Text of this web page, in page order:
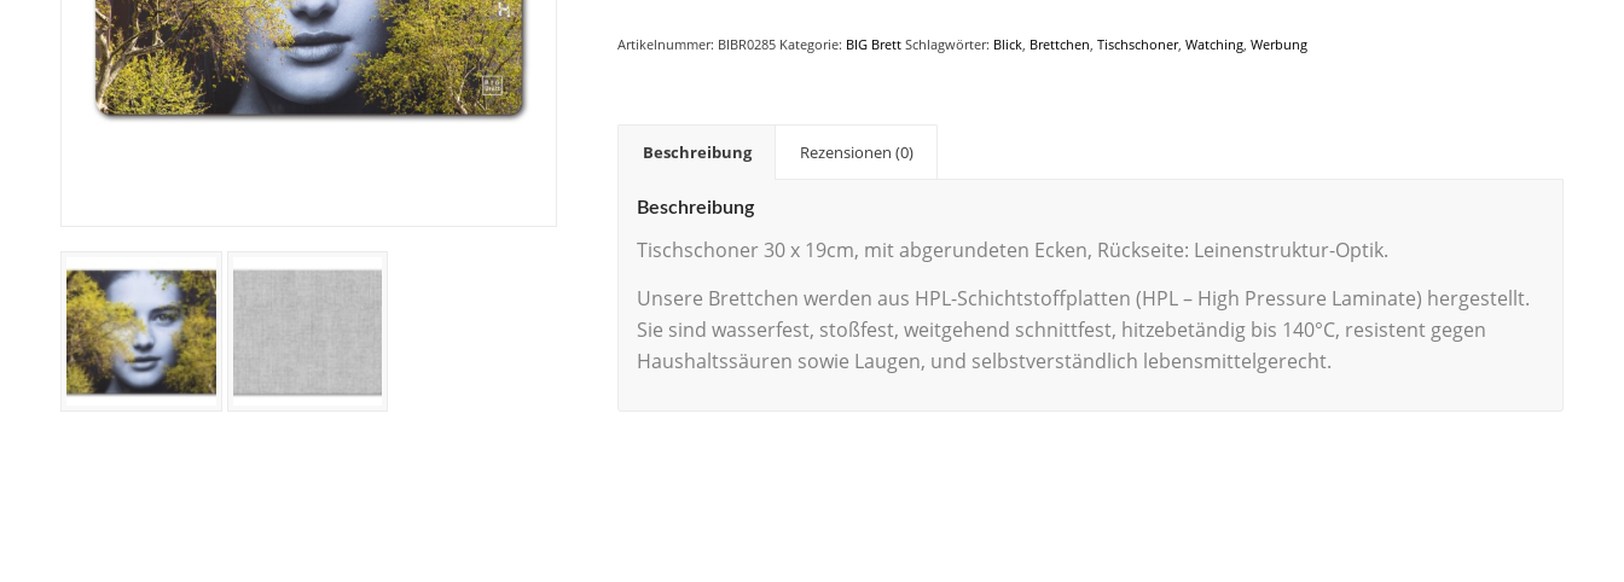
Artikelnummer: BIBR0285 Kategorie: BIG Brett Schlagwörter: Blick, Brettchen Tischschoner, Watching, Werbung
Beschreibung Rezensionen (0)
Beschreibung
Tischschoner 30 x 19cm, mit abgerundeten Ecken, Rückseite: Leinenstruktur-Optik.
Unsere Brettchen werden aus HPL-Schichtstoffplatten (HPL – High Pressure Laminate) hergestellt.
Sie sind wasserfest, stoßfest, weitgehend schnittfest, hitzebetändig bis 140°C, resistent gegen
Haushaltssäuren sowie Laugen, und selbstverständlich lebensmittelgerecht.